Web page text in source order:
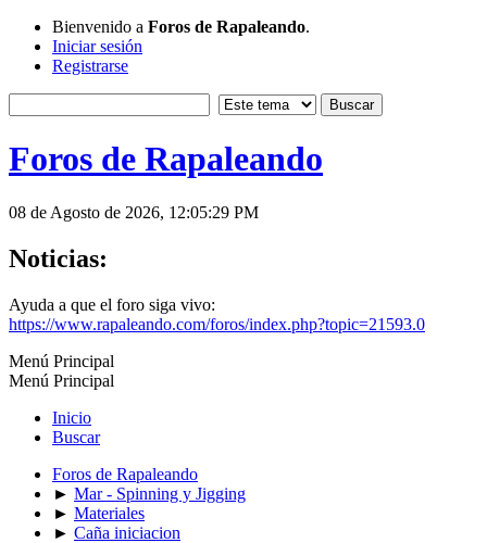
Bienvenido a Foros de Rapaleando.
Iniciar sesión
Registrarse
Foros de Rapaleando
08 de Agosto de 2026, 12:05:29 PM
Noticias:
Ayuda a que el foro siga vivo:
https://www.rapaleando.com/foros/index.php?topic=21593.0
Menú Principal
Menú Principal
Inicio
Buscar
Foros de Rapaleando
► Mar - Spinning y Jigging
► Materiales
► Caña iniciacion